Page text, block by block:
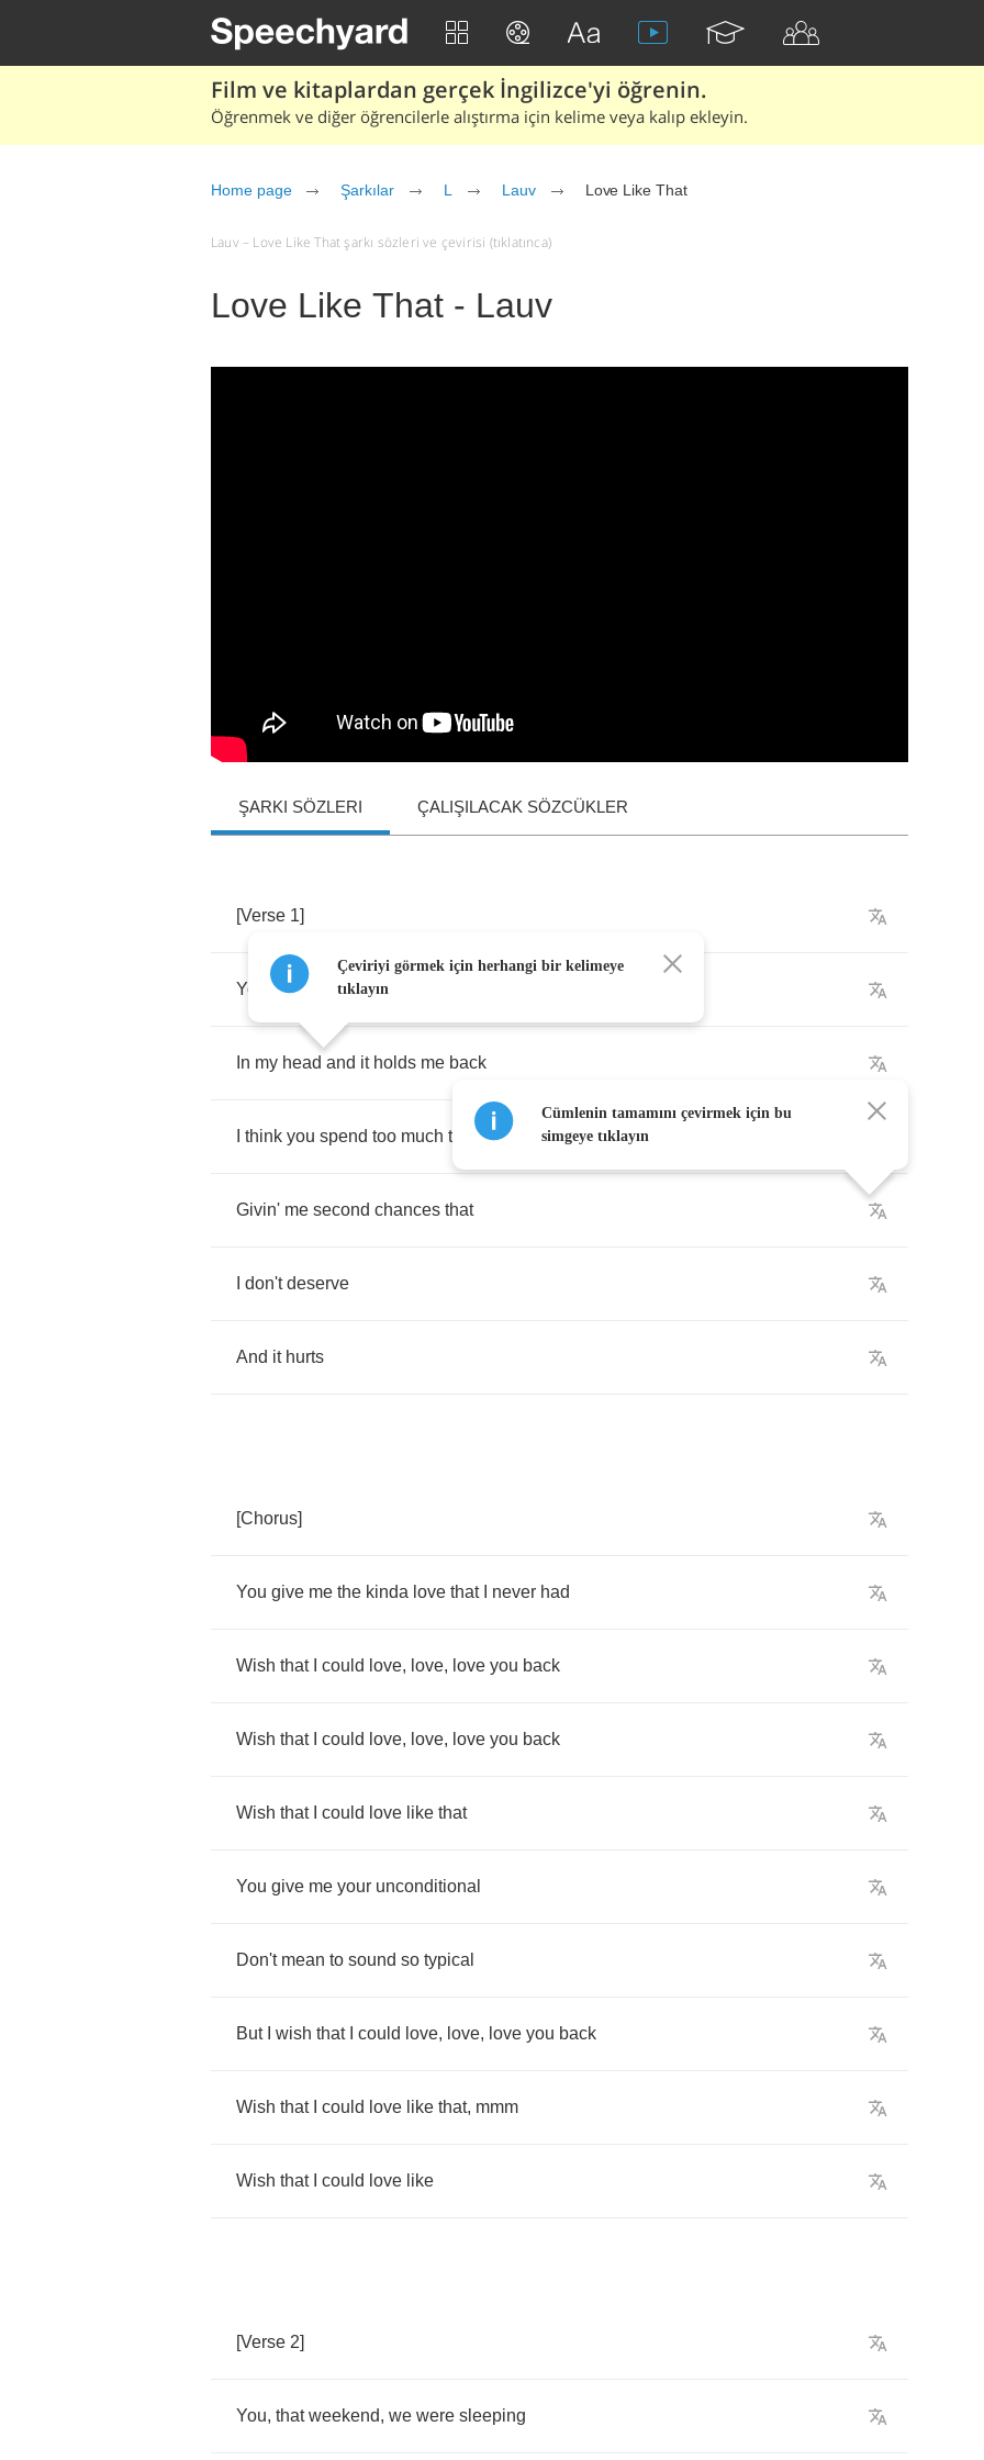
Film ve kitaplardan gerçek İngilizce'yi öğrenin.
Öğrenmek ve diğer öğrencilerle alıştırma için kelime veya kalıp ekleyin.
Home page Şarkılar L Lauv Love Like That
Lauv – Love Like That şarkı sözleri ve çevirisi (tıklatınca)
Love Like That - Lauv
ŞARKI SÖZLERI ÇALIŞILACAK SÖZCÜKLER
[Verse 1]
You say I spend too
In my head and it holds me back
think you spend too much time
Givin' me second chances that
don't deserve
And it hurts
[Chorus]
You give me the kinda love that never had
Wish that could love, love, love you back
Wish that could love, love, love you back
Wish that could love like that
You give me your unconditional
Don't mean to sound so typical
But wish that could love, love, love you back
Wish that could love like that, mmm
Wish that could love like
[Verse 2]
You, that weekend, we were sleeping
Çeviriyi görmek için herhangi bir kelimeye
tıklayın
Cümlenin tamamını çevirmek için bu
simgeye tıklayın